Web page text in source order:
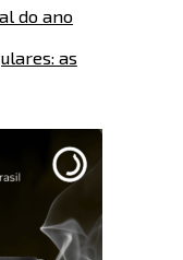
do ano
as